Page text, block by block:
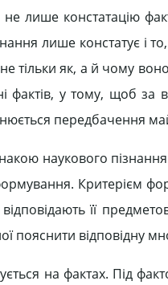
лише констатацію
лише констатує і
тільки як, а й чому
фактів, у тому, щоб
передбачення
наукового
формування. Критерієм
її
пояснити відповідну
на фактах. Під